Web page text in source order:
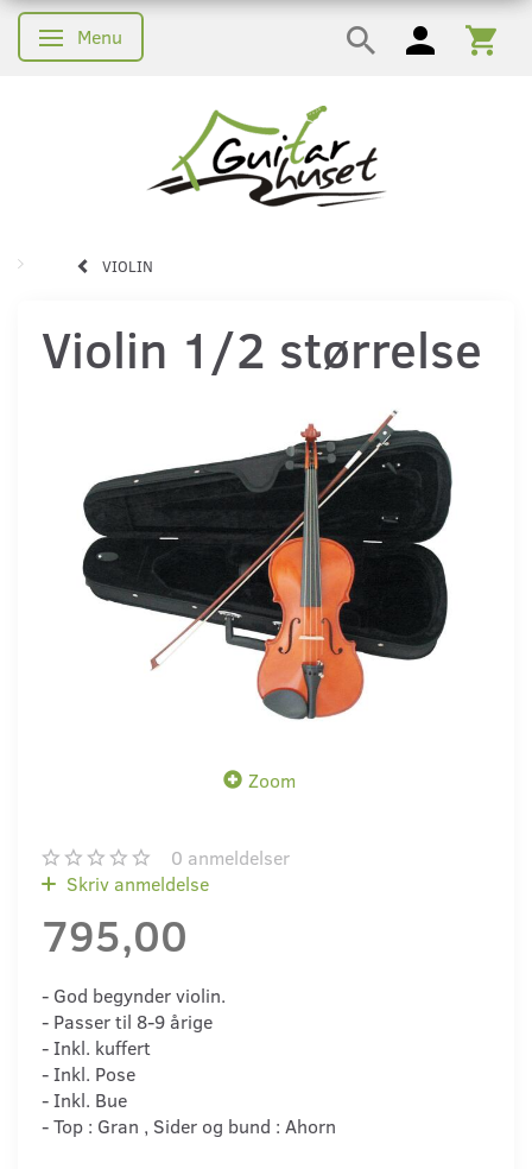
Skifte navigation
Menu
VIOLIN
Violin 1/2 størrelse
Zoom
0 anmeldelser
Skriv anmeldelse
795,00
- God begynder violin.
- Passer til 8-9 årige
- Inkl. kuffert
- Inkl. Pose
- Inkl. Bue
- Top : Gran , Sider og bund : Ahorn